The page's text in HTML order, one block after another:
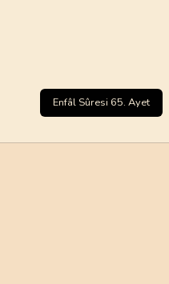
Enfâl Sûresi 65. Ayet